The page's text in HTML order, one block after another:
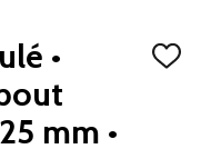
•
mm •